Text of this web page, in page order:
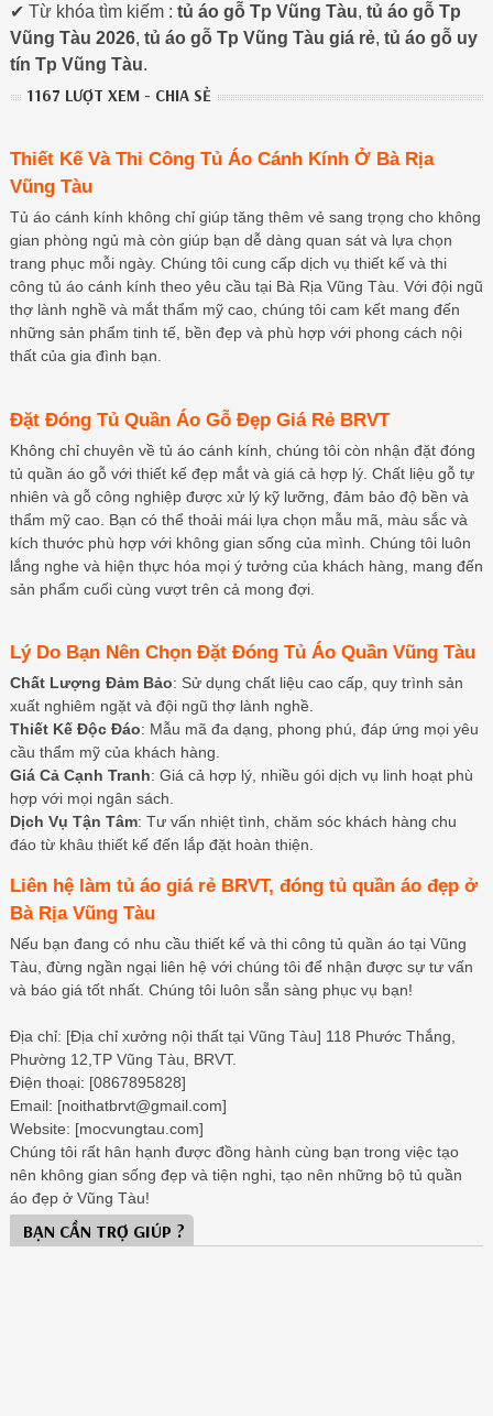
✔ Từ khóa tìm kiếm : tủ áo gỗ Tp Vũng Tàu, tủ áo gỗ Tp
Vũng Tàu 2026, tủ áo gỗ Tp Vũng Tàu giá rẻ, tủ áo gỗ uy
tín Tp Vũng Tàu.
1167 LƯỢT XEM - CHIA SẺ
Thiết Kế Và Thi Công Tủ Áo Cánh Kính Ở Bà Rịa
Vũng Tàu
Tủ áo cánh kính không chỉ giúp tăng thêm vẻ sang trọng cho không
gian phòng ngủ mà còn giúp bạn dễ dàng quan sát và lựa chọn
trang phục mỗi ngày. Chúng tôi cung cấp dịch vụ thiết kế và thi
công tủ áo cánh kính theo yêu cầu tại Bà Rịa Vũng Tàu. Với đội ngũ
thợ lành nghề và mắt thẩm mỹ cao, chúng tôi cam kết mang đến
những sản phẩm tinh tế, bền đẹp và phù hợp với phong cách nội
thất của gia đình bạn.
Đặt Đóng Tủ Quần Áo Gỗ Đẹp Giá Rẻ BRVT
Không chỉ chuyên về tủ áo cánh kính, chúng tôi còn nhận đặt đóng
tủ quần áo gỗ với thiết kế đẹp mắt và giá cả hợp lý. Chất liệu gỗ tự
nhiên và gỗ công nghiệp được xử lý kỹ lưỡng, đảm bảo độ bền và
thẩm mỹ cao. Bạn có thể thoải mái lựa chọn mẫu mã, màu sắc và
kích thước phù hợp với không gian sống của mình. Chúng tôi luôn
lắng nghe và hiện thực hóa mọi ý tưởng của khách hàng, mang đến
sản phẩm cuối cùng vượt trên cả mong đợi.
Lý Do Bạn Nên Chọn Đặt Đóng Tủ Áo Quần Vũng Tàu
Chất Lượng Đảm Bảo: Sử dụng chất liệu cao cấp, quy trình sản
xuất nghiêm ngặt và đội ngũ thợ lành nghề.
Thiết Kế Độc Đáo: Mẫu mã đa dạng, phong phú, đáp ứng mọi yêu
cầu thẩm mỹ của khách hàng.
Giá Cả Cạnh Tranh: Giá cả hợp lý, nhiều gói dịch vụ linh hoạt phù
hợp với mọi ngân sách.
Dịch Vụ Tận Tâm: Tư vấn nhiệt tình, chăm sóc khách hàng chu
đáo từ khâu thiết kế đến lắp đặt hoàn thiện.
Liên hệ làm tủ áo giá rẻ BRVT, đóng tủ quần áo đẹp ở
Bà Rịa Vũng Tàu
Nếu bạn đang có nhu cầu thiết kế và thi công tủ quần áo tại Vũng
Tàu, đừng ngần ngại liên hệ với chúng tôi để nhận được sự tư vấn
và báo giá tốt nhất. Chúng tôi luôn sẵn sàng phục vụ bạn!
Địa chỉ: [Địa chỉ xưởng nội thất tại Vũng Tàu] 118 Phước Thắng,
Phường 12,TP Vũng Tàu, BRVT.
Điện thoại: [0867895828]
Email: [noithatbrvt@gmail.com]
Website: [mocvungtau.com]
Chúng tôi rất hân hạnh được đồng hành cùng bạn trong việc tạo
nên không gian sống đẹp và tiện nghi, tạo nên những bộ tủ quần
áo đẹp ở Vũng Tàu!
BẠN CẦN TRỢ GIÚP ?